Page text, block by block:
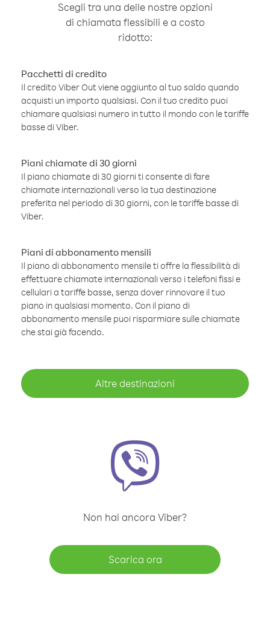
Scegli tra una delle nostre opzioni
di chiamata flessibili e a costo
ridotto:
Pacchetti di credito
Il credito Viber Out viene aggiunto al tuo saldo quando
acquisti un importo qualsiasi. Con il tuo credito puoi
chiamare qualsiasi numero in tutto il mondo con le tariffe
basse di Viber.
Piani chiamate di 30 giorni
Il piano chiamate di 30 giorni ti consente di fare
chiamate internazionali verso la tua destinazione
preferita nel periodo di 30 giorni, con le tariffe basse di
Viber.
Piani di abbonamento mensili
Il piano di abbonamento mensile ti offre la flessibilità di
effettuare chiamate internazionali verso i telefoni fissi e
cellulari a tariffe basse, senza dover rinnovare il tuo
piano in qualsiasi momento. Con il piano di
abbonamento mensile puoi risparmiare sulle chiamate
che stai già facendo.
Altre destinazioni
Non hai ancora Viber?
Scarica ora